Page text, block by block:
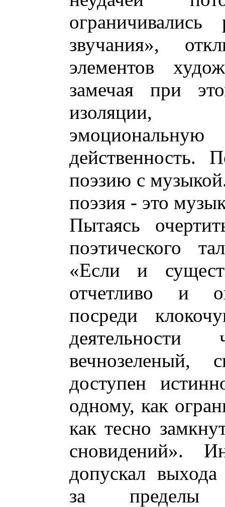
ограничивались
звучания»,
элементов
замечая при
изоляции,
действенность.
поэзию с
поэзия - это
Пытаясь
поэтического
«Если и
отчетливо и
посреди
доступен
одному, как
как тесно
сновидений».
допускал выхода
за пределы